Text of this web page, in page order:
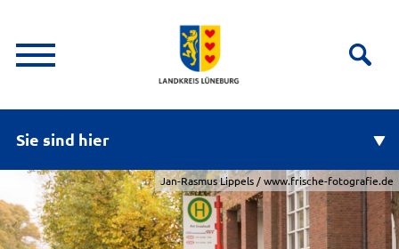
Sie sind hier
Jan-Rasmus Lippels / www.frische-fotografie.de